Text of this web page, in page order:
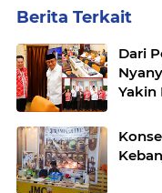
Berita Terkait
Dari
Yakin